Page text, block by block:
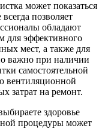
может показаться
позволяет
обладают
для эффективного
мест, а также для
важно при наличии
самостоятельной
вентиляционной
затрат на ремонт.
здоровье
процедуры может